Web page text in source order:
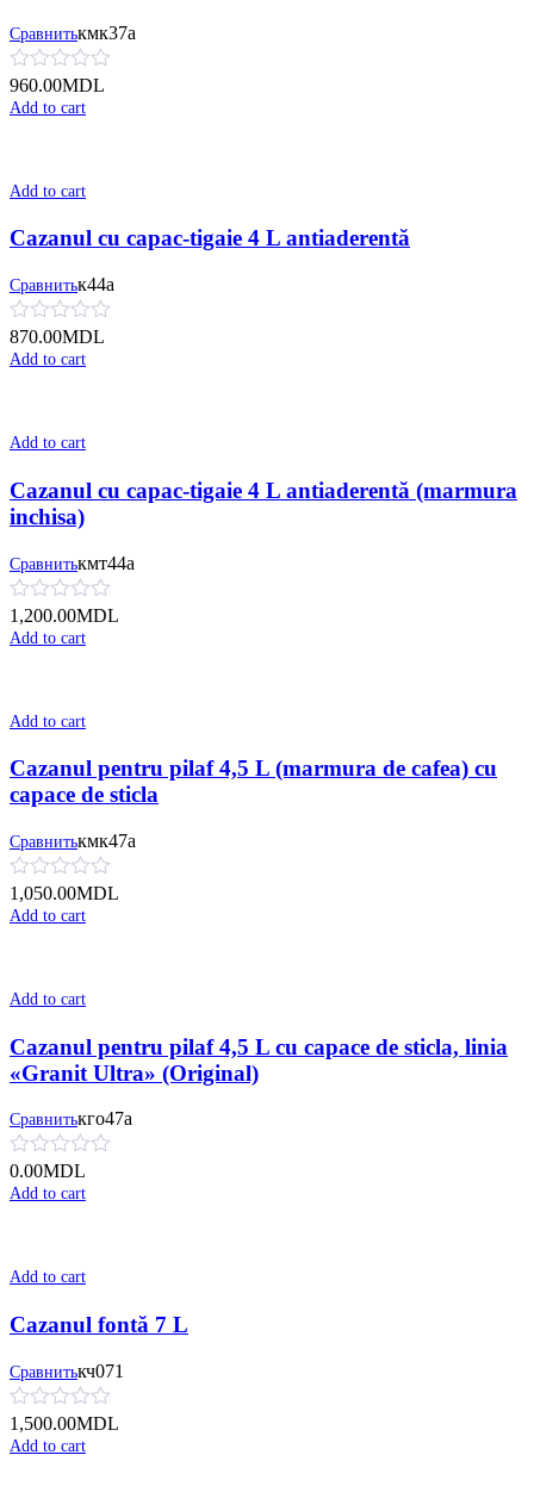
Сравнитькмк37а
960.00MDL
Add to cart
Add to cart
Cazanul cu capac-tigaie 4 L antiaderentă
Сравнитьк44а
870.00MDL
Add to cart
Add to cart
Cazanul cu capac-tigaie 4 L antiaderentă (marmura
inchisa)
Сравнитькмт44а
1,200.00MDL
Add to cart
Add to cart
Cazanul pentru pilaf 4,5 L (marmura de cafea) cu
сapace de sticla
Сравнитькмк47а
1,050.00MDL
Add to cart
Add to cart
Cazanul pentru pilaf 4,5 L cu сapace de sticla, linia
«Granit Ultra» (Original)
Сравнитькго47а
0.00MDL
Add to cart
Add to cart
Cazanul fontă 7 L
Сравнитькч071
1,500.00MDL
Add to cart